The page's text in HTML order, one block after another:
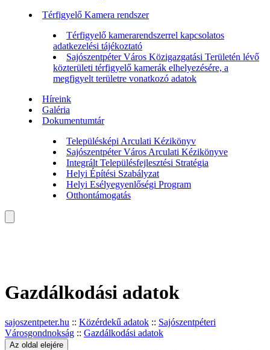
Térfigyelő Kamera rendszer
Térfigyelő kamerarendszerrel kapcsolatos
adatkezelési tájékoztató
Sajószentpéter Város Közigazgatási Területén lévő
közterületi térfigyelő kamerák elhelyezésére, a
megfigyelt területre vonatkozó adatok
Híreink
Galéria
Dokumentumtár
Településképi Arculati Kézikönyv
Sajószentpéter Város Arculati Kézikönyve
Integrált Településfejlesztési Stratégia
Helyi Építési Szabályzat
Helyi Esélyegyenlőségi Program
Otthontámogatás
Gazdálkodási adatok
sajoszentpeter.hu :: Közérdekű adatok :: Sajószentpéteri
Városgondnokság :: Gazdálkodási adatok
Az oldal elejére